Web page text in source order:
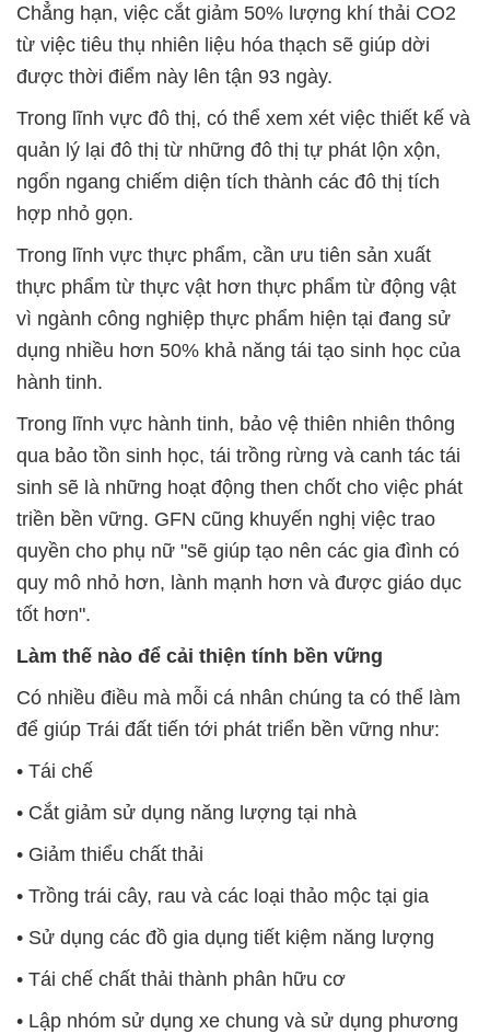
Chẳng hạn, việc cắt giảm 50% lượng khí thải CO2
từ việc tiêu thụ nhiên liệu hóa thạch sẽ giúp dời
được thời điểm này lên tận 93 ngày.
Trong lĩnh vực đô thị, có thể xem xét việc thiết kế và
quản lý lại đô thị từ những đô thị tự phát lộn xộn,
ngổn ngang chiếm diện tích thành các đô thị tích
hợp nhỏ gọn.
Trong lĩnh vực thực phẩm, cần ưu tiên sản xuất
thực phẩm từ thực vật hơn thực phẩm từ động vật
vì ngành công nghiệp thực phẩm hiện tại đang sử
dụng nhiều hơn 50% khả năng tái tạo sinh học của
hành tinh.
Trong lĩnh vực hành tinh, bảo vệ thiên nhiên thông
qua bảo tồn sinh học, tái trồng rừng và canh tác tái
sinh sẽ là những hoạt động then chốt cho việc phát
triền bền vững. GFN cũng khuyến nghị việc trao
quyền cho phụ nữ "sẽ giúp tạo nên các gia đình có
quy mô nhỏ hơn, lành mạnh hơn và được giáo dục
tốt hơn".
Làm thế nào để cải thiện tính bền vững
Có nhiều điều mà mỗi cá nhân chúng ta có thể làm
để giúp Trái đất tiến tới phát triển bền vững như:
• Tái chế
• Cắt giảm sử dụng năng lượng tại nhà
• Giảm thiểu chất thải
• Trồng trái cây, rau và các loại thảo mộc tại gia
• Sử dụng các đồ gia dụng tiết kiệm năng lượng
• Tái chế chất thải thành phân hữu cơ
• Lập nhóm sử dụng xe chung và sử dụng phương